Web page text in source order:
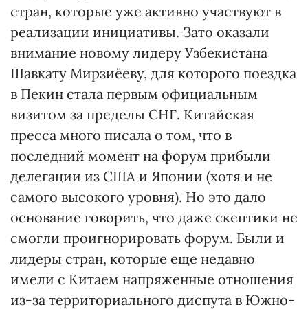
стран, которые уже активно участвуют в
реализации инициативы. Зато оказали
внимание новому лидеру Узбекистана
Шавкату Мирзиёеву, для которого поездка
в Пекин стала первым официальным
визитом за пределы СНГ. Китайская
пресса много писала о том, что в
последний момент на форум прибыли
делегации из США и Японии (хотя и не
самого высокого уровня). Но это дало
основание говорить, что даже скептики не
смогли проигнорировать форум. Были и
лидеры стран, которые еще недавно
имели с Китаем напряженные отношения
из-за территориального диспута в Южно-